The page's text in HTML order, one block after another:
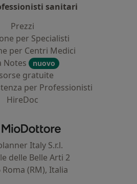
sanitari
Prezzi
per Specialisti
per Centri Medici
Notes
nuovo
gratuite
per Professionisti
HireDoc
MioDottore - Homepage
Italy S.r.l.
delle Belle Arti 2
Roma (RM), Italia